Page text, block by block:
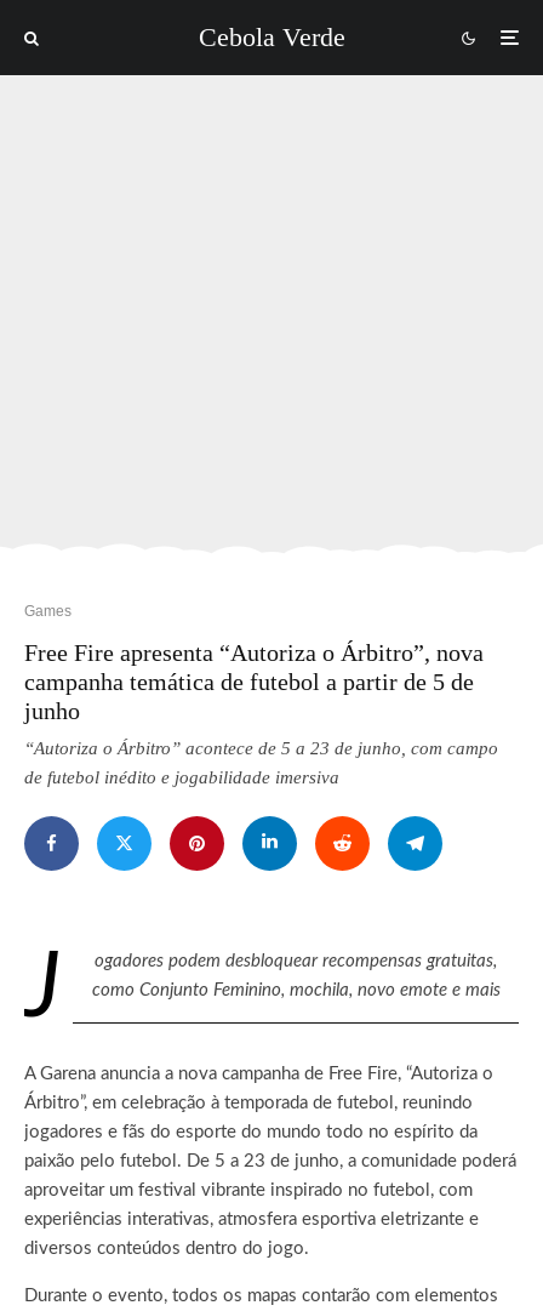
Cebola Verde
Games
Free Fire apresenta “Autoriza o Árbitro”, nova
campanha temática de futebol a partir de 5 de
junho
“Autoriza o Árbitro” acontece de 5 a 23 de junho, com campo
de futebol inédito e jogabilidade imersiva
J
ogadores podem desbloquear recompensas gratuitas,
como Conjunto Feminino, mochila, novo emote e mais
A Garena anuncia a nova campanha de Free Fire, “Autoriza o
Árbitro”, em celebração à temporada de futebol, reunindo
jogadores e fãs do esporte do mundo todo no espírito da
paixão pelo futebol. De 5 a 23 de junho, a comunidade poderá
aproveitar um festival vibrante inspirado no futebol, com
experiências interativas, atmosfera esportiva eletrizante e
diversos conteúdos dentro do jogo.
Durante o evento, todos os mapas contarão com elementos